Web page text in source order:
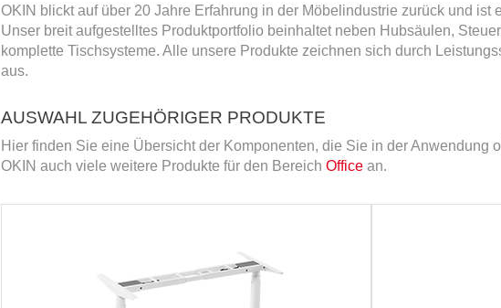
OKIN blickt auf über 20 Jahre Erfahrung in der Möbelindustrie zurück und ist
Unser breit aufgestelltes Produktportfolio beinhaltet neben Hubsäulen,
komplette Tischsysteme. Alle unsere Produkte zeichnen sich durch
aus.
AUSWAHL ZUGEHÖRIGER PRODUKTE
Hier finden Sie eine Übersicht der Komponenten, die Sie in der Anwendung
OKIN auch viele weitere Produkte für den Bereich Officean.